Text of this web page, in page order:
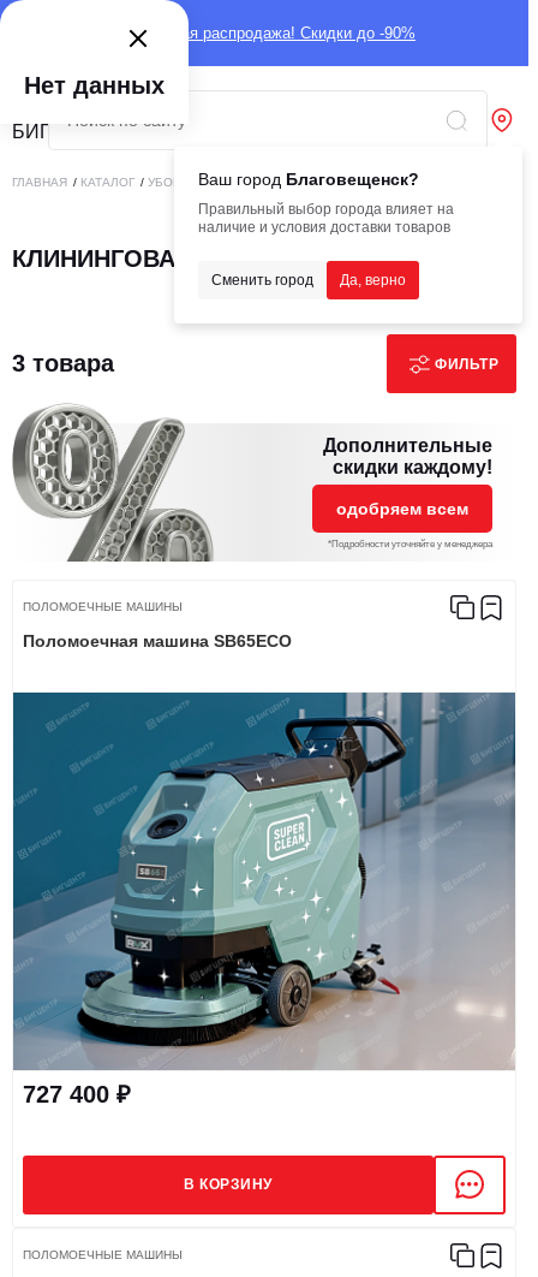
Глобальная распродажа! Скидки до -90%
Ваш город Благовещенск?
Правильный выбор города влияет на
наличие и условия доставки товаров
Сменить город Да, верно
ГЛАВНАЯ / КАТАЛОГ / УБОРОЧНАЯ ТЕХНИКА /КЛИНИНГОВАЯ ТЕХНИКА
КЛИНИНГОВАЯ ТЕХНИКА
3 товара ФИЛЬТР
Дополнительные
скидки каждому!
одобряем всем
*Подробности уточняйте у менеджера
ПОЛОМОЕЧНЫЕ МАШИНЫ
Поломоечная машина SB65ECO
727 400 ₽
В КОРЗИНУ
ПОЛОМОЕЧНЫЕ МАШИНЫ
Нет данных